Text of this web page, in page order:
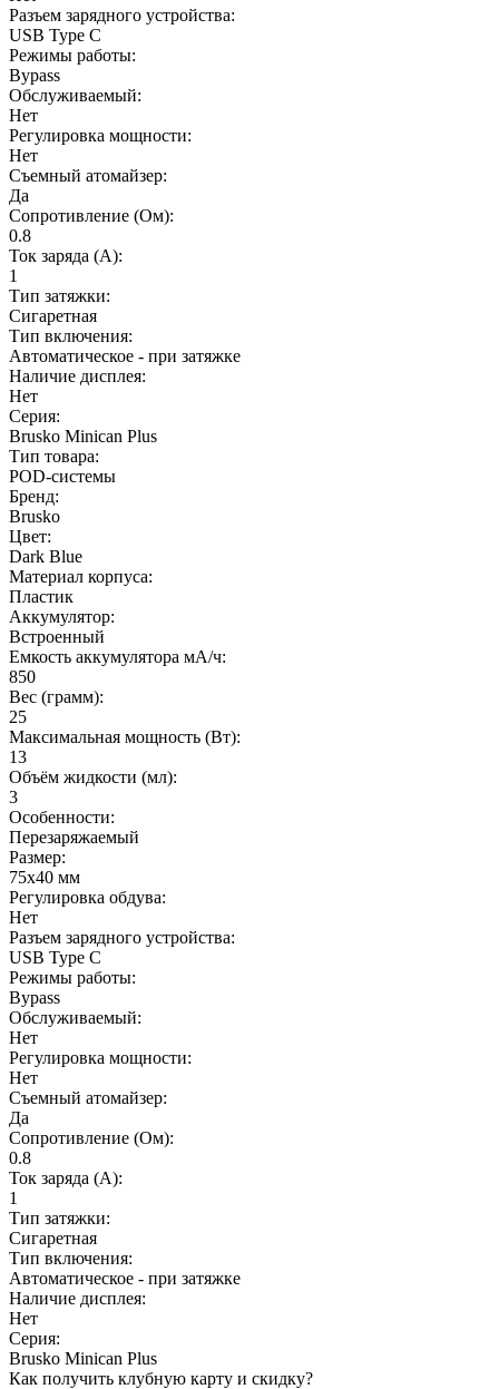
Разъем зарядного устройства:
USB Type C
Режимы работы:
Bypass
Обслуживаемый:
Нет
Регулировка мощности:
Нет
Съемный атомайзер:
Да
Сопротивление (Ом):
0.8
Ток заряда (А):
1
Тип затяжки:
Сигаретная
Тип включения:
Автоматическое - при затяжке
Наличие дисплея:
Нет
Серия:
Brusko Minican Plus
Тип товара:
POD-системы
Бренд:
Brusko
Цвет:
Dark Blue
Материал корпуса:
Пластик
Аккумулятор:
Встроенный
Емкость аккумулятора мА/ч:
850
Вес (грамм):
25
Максимальная мощность (Вт):
13
Объём жидкости (мл):
3
Особенности:
Перезаряжаемый
Размер:
75x40 мм
Регулировка обдува:
Нет
Разъем зарядного устройства:
USB Type C
Режимы работы:
Bypass
Обслуживаемый:
Нет
Регулировка мощности:
Нет
Съемный атомайзер:
Да
Сопротивление (Ом):
0.8
Ток заряда (А):
1
Тип затяжки:
Сигаретная
Тип включения:
Автоматическое - при затяжке
Наличие дисплея:
Нет
Серия:
Brusko Minican Plus
Как получить клубную карту и скидку?